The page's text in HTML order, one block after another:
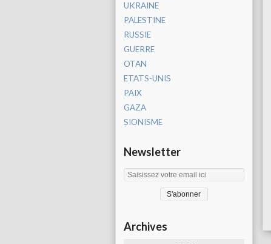
UKRAINE
PALESTINE
RUSSIE
GUERRE
OTAN
ETATS-UNIS
PAIX
GAZA
SIONISME
Newsletter
Archives